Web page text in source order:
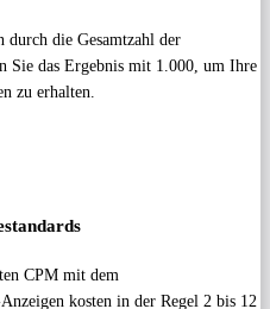
durch die Gesamtzahl der
Sie das Ergebnis mit 1.000, um Ihre
zu erhalten.
CPM mit dem
kosten in der Regel 2 bis 12